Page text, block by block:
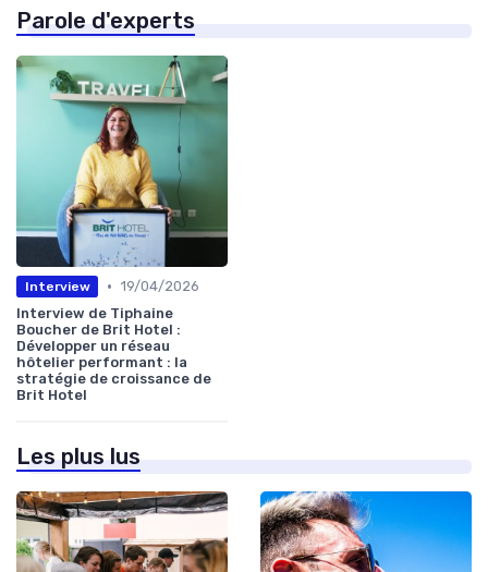
Parole d'experts
Interview • 19/04/2026
Interview de Tiphaine
Boucher de Brit Hotel :
Développer un réseau
hôtelier performant : la
stratégie de croissance de
Brit Hotel
Les plus lus